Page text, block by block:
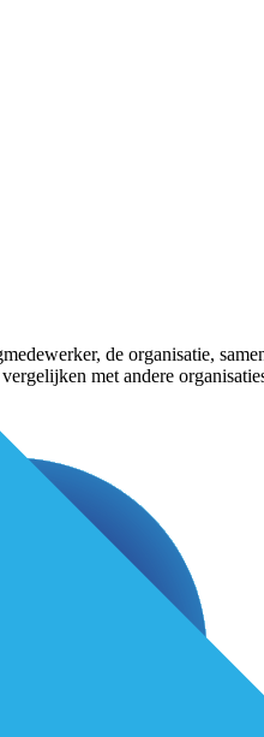
de organisatie,
met andere